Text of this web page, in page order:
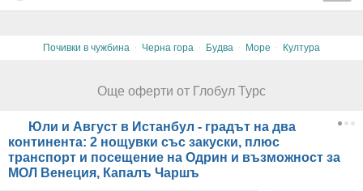
Почивки в чужбина · Черна гора · Будва · Море · Култура
Още оферти от Глобул Турс
Юли и Август в Истанбул - градът на два
континента: 2 нощувки със закуски, плюс
транспорт и посещение на Одрин и възможност за
МОЛ Венеция, Капалъ Чаршъ